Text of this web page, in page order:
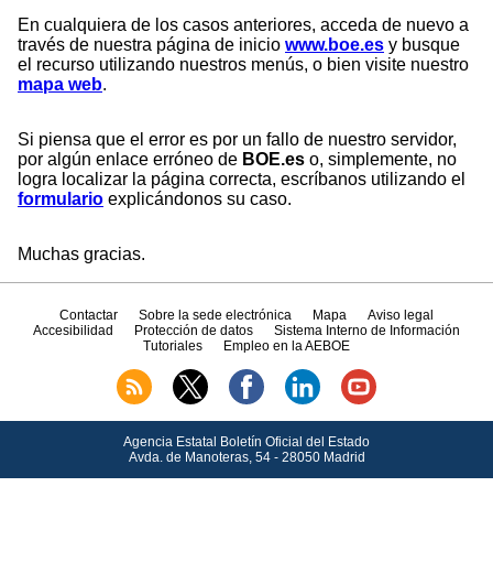
En cualquiera de los casos anteriores, acceda de nuevo a
través de nuestra página de inicio www.boe.es y busque
el recurso utilizando nuestros menús, o bien visite nuestro
mapa web.
Si piensa que el error es por un fallo de nuestro servidor,
por algún enlace erróneo de BOE.es o, simplemente, no
logra localizar la página correcta, escríbanos utilizando el
formulario explicándonos su caso.
Muchas gracias.
Contactar Sobre la sede electrónica Mapa
Aviso legal
Accesibilidad
Protección de datos
Sistema Interno de Información
Tutoriales
Empleo en la AEBOE
Agencia Estatal Boletín Oficial del Estado
Avda.de Manoteras, 54 - 28050 Madrid